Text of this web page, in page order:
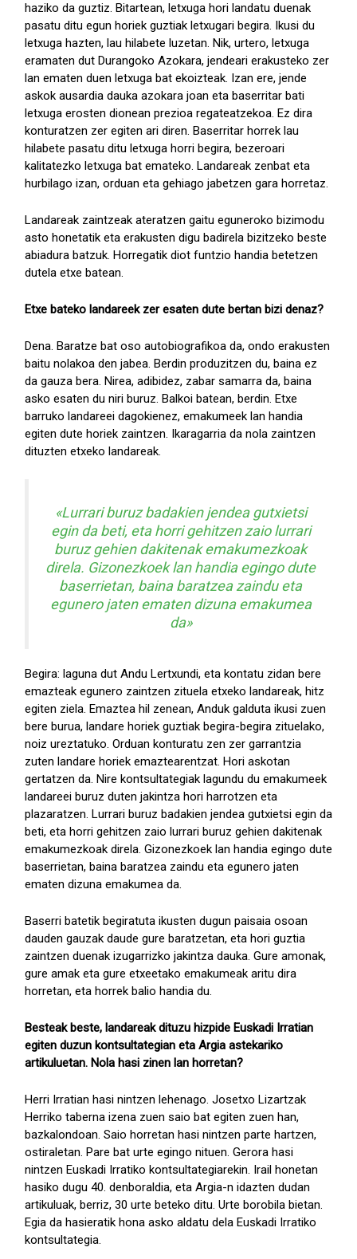
haziko da guztiz. Bitartean, letxuga hori landatu duenak
pasatu ditu egun horiek guztiak letxugari begira. Ikusi du
letxuga hazten, lau hilabete luzetan. Nik, urtero, letxuga
eramaten dut Durangoko Azokara, jendeari erakusteko zer
lan ematen duen letxuga bat ekoizteak. Izan ere, jende
askok ausardia dauka azokara joan eta baserritar bati
letxuga erosten dionean prezioa regateatzekoa. Ez dira
konturatzen zer egiten ari diren. Baserritar horrek lau
hilabete pasatu ditu letxuga horri begira, bezeroari
kalitatezko letxuga bat emateko. Landareak zenbat eta
hurbilago izan, orduan eta gehiago jabetzen gara horretaz.
Landareak zaintzeak ateratzen gaitu eguneroko bizimodu
asto honetatik eta erakusten digu badirela bizitzeko beste
abiadura batzuk. Horregatik diot funtzio handia betetzen
dutela etxe batean.
Etxe bateko landareek zer esaten dute bertan bizi denaz?
Dena. Baratze bat oso autobiografikoa da, ondo erakusten
baitu nolakoa den jabea. Berdin produzitzen du, baina ez
da gauza bera. Nirea, adibidez, zabar samarra da, baina
asko esaten du niri buruz. Balkoi batean, berdin. Etxe
barruko landareei dagokienez, emakumeek lan handia
egiten dute horiek zaintzen. Ikaragarria da nola zaintzen
dituzten etxeko landareak.
«Lurrari buruz badakien jendea gutxietsi
egin da beti, eta horri gehitzen zaio lurrari
buruz gehien dakitenak emakumezkoak
direla. Gizonezkoek lan handia egingo dute
baserrietan, baina baratzea zaindu eta
egunero jaten ematen dizuna emakumea
da»
Begira: laguna dut Andu Lertxundi, eta kontatu zidan bere
emazteak egunero zaintzen zituela etxeko landareak, hitz
egiten ziela. Emaztea hil zenean, Anduk galduta ikusi zuen
bere burua, landare horiek guztiak begira-begira zituelako,
noiz ureztatuko. Orduan konturatu zen zer garrantzia
zuten landare horiek emaztearentzat. Hori askotan
gertatzen da. Nire kontsultategiak lagundu du emakumeek
landareei buruz duten jakintza hori harrotzen eta
plazaratzen. Lurrari buruz badakien jendea gutxietsi egin da
beti, eta horri gehitzen zaio lurrari buruz gehien dakitenak
emakumezkoak direla. Gizonezkoek lan handia egingo dute
baserrietan, baina baratzea zaindu eta egunero jaten
ematen dizuna emakumea da.
Baserri batetik begiratuta ikusten dugun paisaia osoan
dauden gauzak daude gure baratzetan, eta hori guztia
zaintzen duenak izugarrizko jakintza dauka. Gure amonak,
gure amak eta gure etxeetako emakumeak aritu dira
horretan, eta horrek balio handia du.
Besteak beste, landareak dituzu hizpide Euskadi Irratian
egiten duzun kontsultategian eta Argia astekariko
artikuluetan. Nola hasi zinen lan horretan?
Herri Irratian hasi nintzen lehenago. Josetxo Lizartzak
Herriko taberna izena zuen saio bat egiten zuen han,
bazkalondoan. Saio horretan hasi nintzen parte hartzen,
ostiraletan. Pare bat urte egingo nituen. Gerora hasi
nintzen Euskadi Irratiko kontsultategiarekin. Irail honetan
hasiko dugu 40. denboraldia, eta Argia-n idazten dudan
artikuluak, berriz, 30 urte beteko ditu. Urte borobila bietan.
Egia da hasieratik hona asko aldatu dela Euskadi Irratiko
kontsultategia.